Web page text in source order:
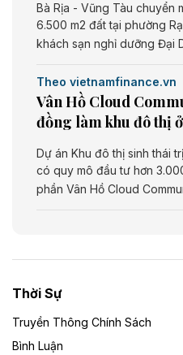
Bà Rịa - Vũng Tàu chuyển
6.500 m2 đất tại phường
khách sạn nghỉ dưỡng Đại
Theo vietnamfinance.vn
Vân Hồ Cloud
đồng làm khu đô thị
Dự án Khu đô thị sinh thái
có quy mô đầu tư hơn
phần Vân Hồ Cloud
Dự án Nhà máy xử lý rác
Công ty TNHH Năng lượng
Thời Sự
Truyền Thông Chính Sách
Bình Luận